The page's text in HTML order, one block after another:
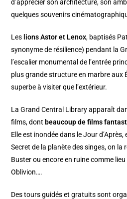
d’apprécier son architecture, son
quelques souvenirs
Les lions Astor et Lenox, baptisés
synonyme de résilience) pendant la
l’escalier monumental de l’entrée
plus grande structure en marbre aux
superbe à visiter que l’extérieur.
La Grand Central Library apparaît
films, dontbeaucoup de films
Elle est inondée dans le Jour
Secret de la planète des singes, on
Buster ou encore en ruine comme
Oblivion….
Des tours guidés et gratuits sont